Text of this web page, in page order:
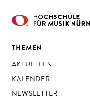
THEMEN
AKTUELLES
KALENDER
NEWSLETTER